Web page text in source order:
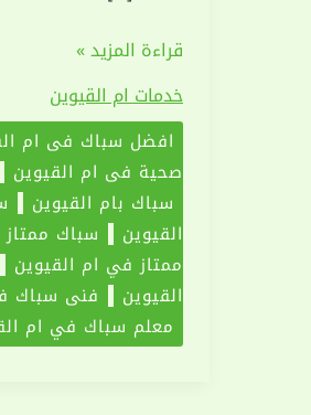
سباك
ام
القيوين
|0551030094
اعمال
صحية
قراءة المزيد »
خدمات ام القيوين
افضل سباك في ام
صحية في ام القيوين
سباك بام القيوين
القيوين
سباك ممتاز
ممتاز في ام القيوين
القيوين
فني سباك
معلم سباك في ام